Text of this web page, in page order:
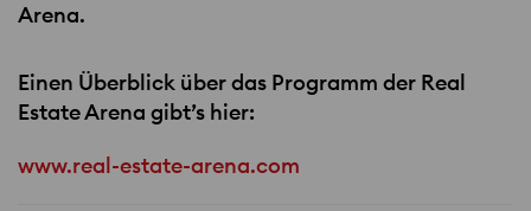
Arena.
Einen Überblick über das Programm der Real
Estate Arena gibt’s hier:
www.real-estate-arena.com